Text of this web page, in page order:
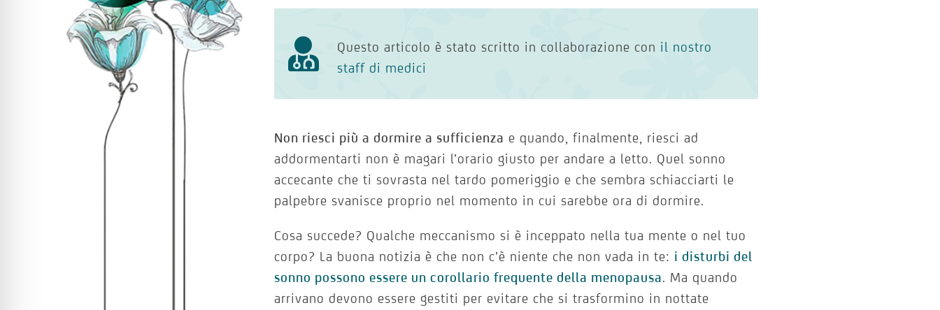
Questo articolo è stato scritto in collaborazione con il nostro
staff di medici
Non riesci più a dormire a sufficienza e quando, finalmente, riesci ad
addormentarti non è magari l’orario giusto per andare a letto. Quel sonno
accecante che ti sovrasta nel tardo pomeriggio e che sembra schiacciarti le
palpebre svanisce proprio nel momento in cui sarebbe ora di dormire.
Cosa succede? Qualche meccanismo si è inceppato nella tua mente o nel tuo
corpo? La buona notizia è che non c’è niente che non vada in te: i disturbi del
sonno possono essere un corollario frequente della menopausa. Ma quando
arrivano devono essere gestiti per evitare che si trasformino in nottate